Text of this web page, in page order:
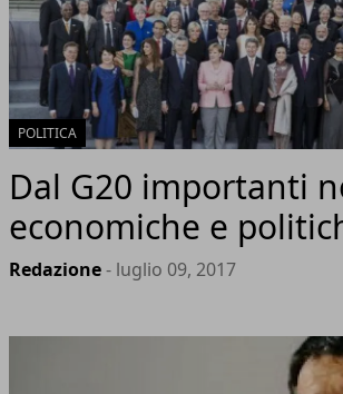
POLITICA
Dal G20 importanti
economiche e
Redazione- luglio 09, 2017